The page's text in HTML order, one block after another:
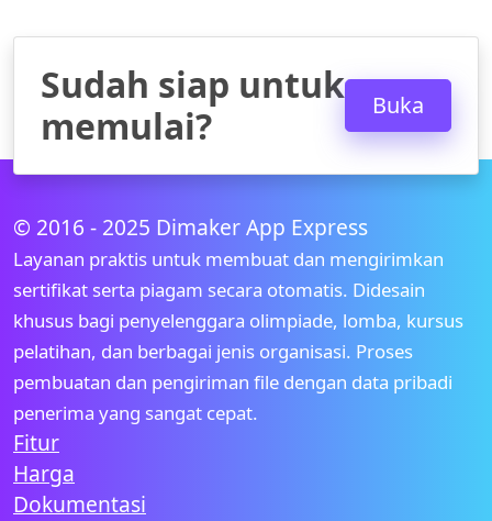
Sudah siap untuk
memulai?
Buka
© 2016 - 2025 Dimaker App Express
Layanan praktis untuk membuat dan mengirimkan
sertifikat serta piagam secara otomatis. Didesain
khusus bagi penyelenggara olimpiade, lomba, kursus
pelatihan, dan berbagai jenis organisasi. Proses
pembuatan dan pengiriman file dengan data pribadi
penerima yang sangat cepat.
Fitur
Harga
Dokumentasi